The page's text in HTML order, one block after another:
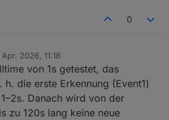
0
2026, 11:18
von
von 1s getestet, das
die erste Erkennung (Event1)
Danach wird von der
zu 120s lang keine neue